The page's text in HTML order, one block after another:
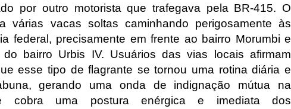
por outro motorista que trafegava pela BR-415. O
várias vacas soltas caminhando perigosamente às
federal, precisamente em frente ao bairro Morumbi e
do bairro Urbis IV. Usuários das vias locais afirmam
esse tipo de flagrante se tornou uma rotina diária e
gerando uma onda de indignação mútua na
cobra uma postura enérgica e imediata dos